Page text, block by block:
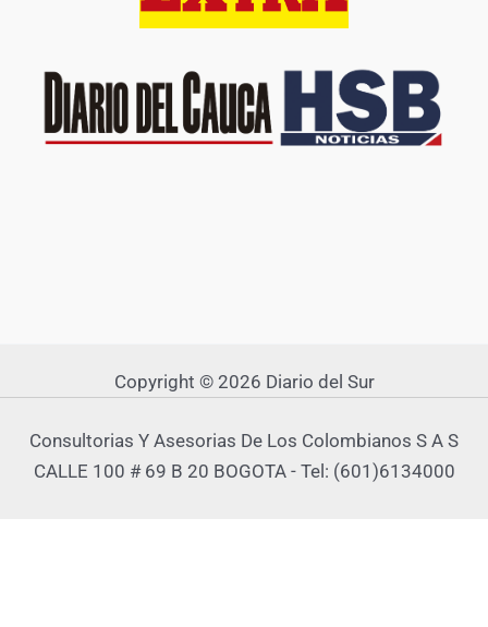
Copyright © 2026 Diario del Sur
Consultorias Y Asesorias De Los Colombianos S A S
CALLE 100 # 69 B 20 BOGOTA - Tel: (601)6134000